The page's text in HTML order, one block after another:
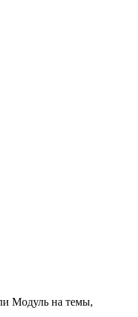
Модуль на темы,